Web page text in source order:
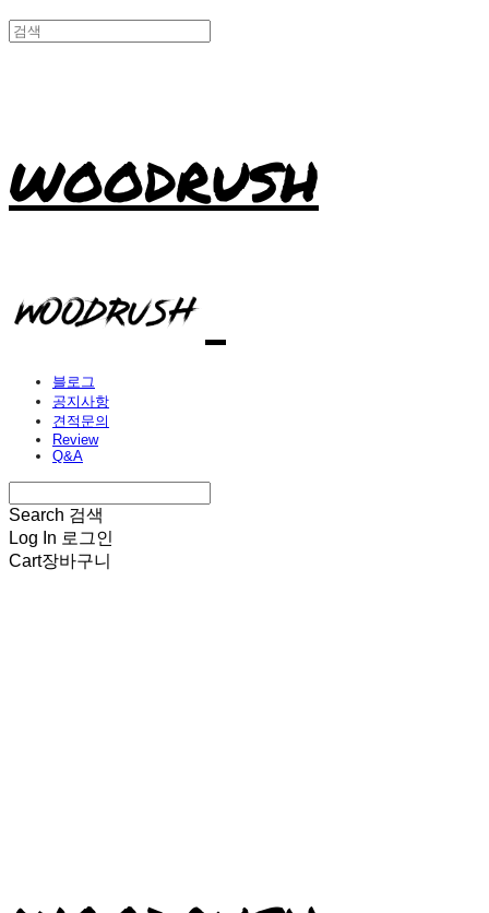
WOODRUSH
블로그
공지사항
견적문의
Review
Q&A
Search 검색
Log In 로그인
Cart장바구니